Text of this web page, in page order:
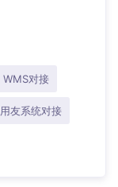
WMS对接
用友系统对接